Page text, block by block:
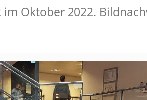
Oktober 2022.